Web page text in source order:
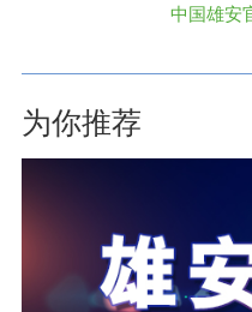
中国雄安
为你推荐